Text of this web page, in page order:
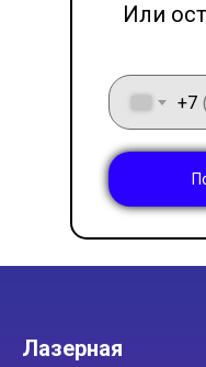
+7
Или
Лазерная